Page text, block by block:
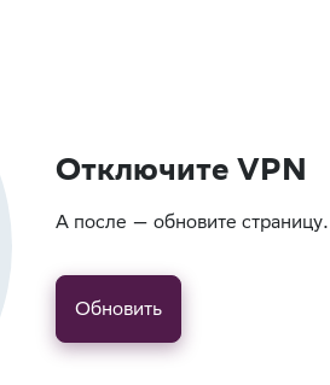
Отключите VPN
А после — обновите
Обновить